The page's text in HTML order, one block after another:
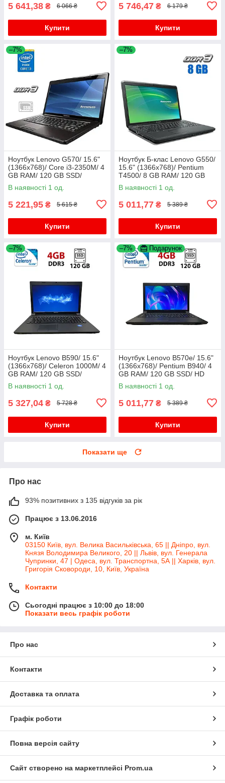
5 641,38 ₴ 6 066 ₴
Купити
5 746,47 ₴ 6 179 ₴
Купити
–7%
Ноутбук Lenovo G570/ 15.6"
(1366x768)/ Core i3-2350M/ 4
GB RAM/ 120 GB SSD/
Radeon HD 6370M 1GB
В наявності 1 од.
5 221,95 ₴ 5 615 ₴
Купити
–7%
Ноутбук Б-клас Lenovo G550/
15.6" (1366x768)/ Pentium
T4500/ 8 GB RAM/ 120 GB
SSD/ GMA 4500M
В наявності 1 од.
5 011,77 ₴ 5 389 ₴
Купити
–7%
Ноутбук Lenovo B590/ 15.6"
(1366x768)/ Celeron 1000M/ 4
GB RAM/ 120 GB SSD/
GeForce GT 720M 1GB
В наявності 1 од.
5 327,04 ₴ 5 728 ₴
Купити
–7% Подарунок
Ноутбук Lenovo B570e/ 15.6"
(1366x768)/ Pentium B940/ 4
GB RAM/ 120 GB SSD/ HD
В наявності 1 од.
5 011,77 ₴ 5 389 ₴
Купити
Показати ще
Про нас
93% позитивних з 135 відгуків за рік
Працює з 13.06.2016
м. Київ
03150 Київ, вул. Велика Васильківська, 65 || Дніпро, вул.
Князя Володимира Великого, 20 || Львів, вул. Генерала
Чупринки, 47 | Одеса, вул. Транспортна, 5А || Харків, вул.
Григорія Сковороди, 10, Київ, Україна
Контакти
Сьогодні працює з 10:00 до 18:00
Показати весь графік роботи
Про нас
Контакти
Доставка та оплата
Графік роботи
Повна версія сайту
Сайт створено на маркетплейсі Prom.ua